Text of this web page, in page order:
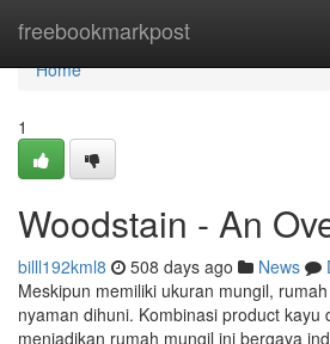
freebookmarkpost
Home
Home
1
Woodstain - An
billl192kml8 508 days ago News
Meskipun memiliki ukuran mungil,
nyaman dihuni. Kombinasi product kayu
menjadikan rumah mungil ini bergaya